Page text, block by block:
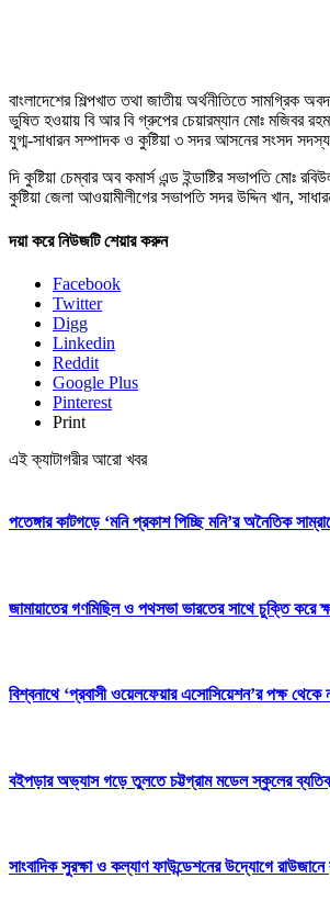
বাংলাদেশের শিল্পখাত তথা জাতীয় অর্থনীতিতে সামগ্রিক
ভুষিত হওয়ায় বি আর বি গ্রুপের চেয়ারম্যান মোঃ মজিবর
যুগ্ম-সাধারন সম্পাদক ও কুষ্টিয়া ৩ সদর আসনের সংসদ
দি কুষ্টিয়া চেম্বার অব কমার্স এন্ড ইন্ডাষ্টির সভাপতি
কুষ্টিয়া জেলা আওয়ামীলীগের সভাপতি সদর উদ্দিন খান,
দয়া করে নিউজটি শেয়ার করুন
Facebook
Twitter
Digg
Linkedin
Reddit
Google Plus
Pinterest
Print
এই ক্যাটাগরীর আরো খবর
পতেঙ্গার কাটগড়ে ‘মনি প্রকাশ পিচ্ছি মনি’র অনৈতিক
জামায়াতের গণমিছিল ও পথসভা ভারতের সাথে চুক্তি করে
বিশ্বনাথে ‘প্রবাসী ওয়েলফেয়ার এসোসিয়েশন’র পক্ষ
বইপড়ার অভ্যাস গড়ে তুলতে চট্টগ্রাম মডেল স্কুলের
সাংবাদিক সুরক্ষা ও কল্যাণ ফাউন্ডেশনের উদ্যোগে রাউজানে